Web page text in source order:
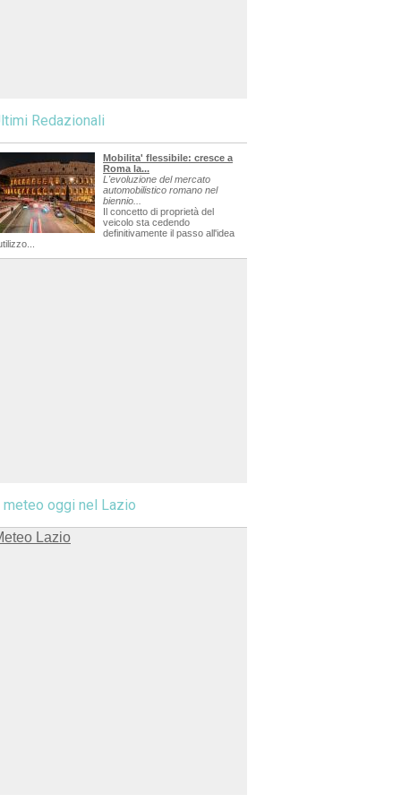
Redazionali
Mobilita' flessibile: cresce a
Roma la...
L'evoluzione del mercato
automobilistico romano nel
biennio...
Il concetto di proprietà del
veicolo sta cedendo
definitivamente il passo all'idea
meteo oggi nel Lazio